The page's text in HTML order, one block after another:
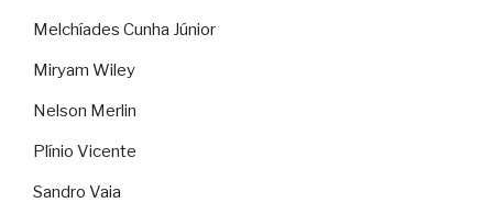
Melchíades Cunha Júnior
Miryam Wiley
Nelson Merlin
Plínio Vicente
Sandro Vaia